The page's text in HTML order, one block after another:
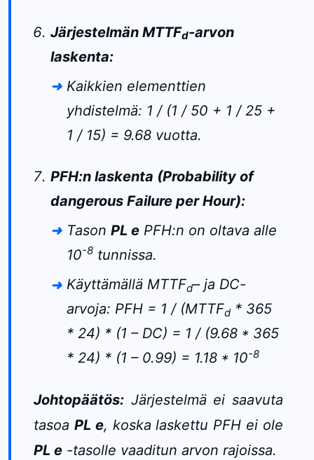
Järjestelmän MTTFd-arvon
laskenta:
Kaikkien elementtien
yhdistelmä: 1 / (1 / 50 + 1 / 25 +
1 / 15) = 9.68 vuotta.
PFH:n laskenta (Probability of
dangerous Failure per Hour):
TasonPL e PFH:n on oltava alle
10-8 tunnissa.
Käyttämällä MTTFd– ja DC-
arvoja: PFH = 1 / (MTTFd * 365
* 24) * (1 – DC) = 1 / (9.68 * 365
* 24) * (1 – 0.99) = 1.18 * 10-8
Johtopäätös: Järjestelmä ei saavuta
tasoa PL e, koska laskettu PFH ei ole
PL e -tasolle vaaditun arvon rajoissa.